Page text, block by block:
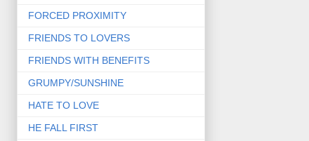
FORCED PROXIMITY
FRIENDS TO LOVERS
FRIENDS WITH BENEFITS
GRUMPY/SUNSHINE
HATE TO LOVE
HE FALL FIRST